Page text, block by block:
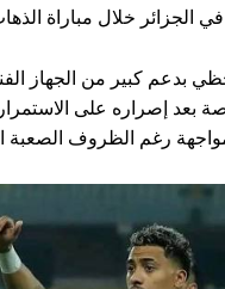
الجزائر خلال مباراة
بدعم كبير من الجهاز
بعد إصراره على
رغم الظروف الصعبة